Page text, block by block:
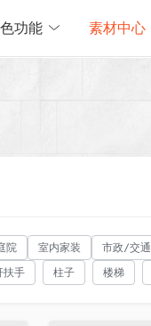
功能 素材中心
院 室内家装 市政/交通
扶手 柱子 楼梯